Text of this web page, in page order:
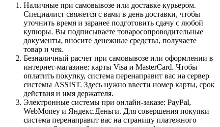
Наличные при самовывозе или доставке курьером.
Специалист свяжется с вами в день доставки, чтобы
уточнить время и заранее подготовить сдачу с любой
купюры. Вы подписываете товаросопроводительные
документы, вносите денежные средства, получаете
товар и чек.
Безналичный расчет при самовывозе или оформлении в
интернет-магазине: карты Visa и MasterCard. Чтобы
оплатить покупку, система перенаправит вас на сервер
системы ASSIST. Здесь нужно ввести номер карты, срок
действия и имя держателя.
Электронные системы при онлайн-заказе: PayPal,
WebMoney и Яндекс.Деньги. Для совершения покупки
система перенаправит вас на страницу платежного